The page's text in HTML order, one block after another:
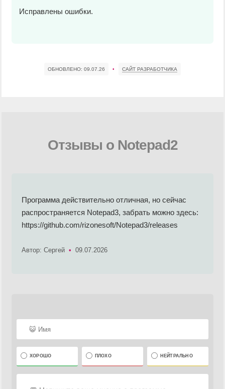
Исправлены ошибки.
ОБНОВЛЕНО: 09.07.26 • САЙТ РАЗРАБОТЧИКА
Отзывы о Notepad2
Программа действительно отличная, но сейчас
распространяется Notepad3, забрать можно здесь:
https://github.com/rizonesoft/Notepad3/releases
Автор: Cергей • 09.07.2026
ХОРОШО ПЛОХО НЕЙТРАЛЬНО